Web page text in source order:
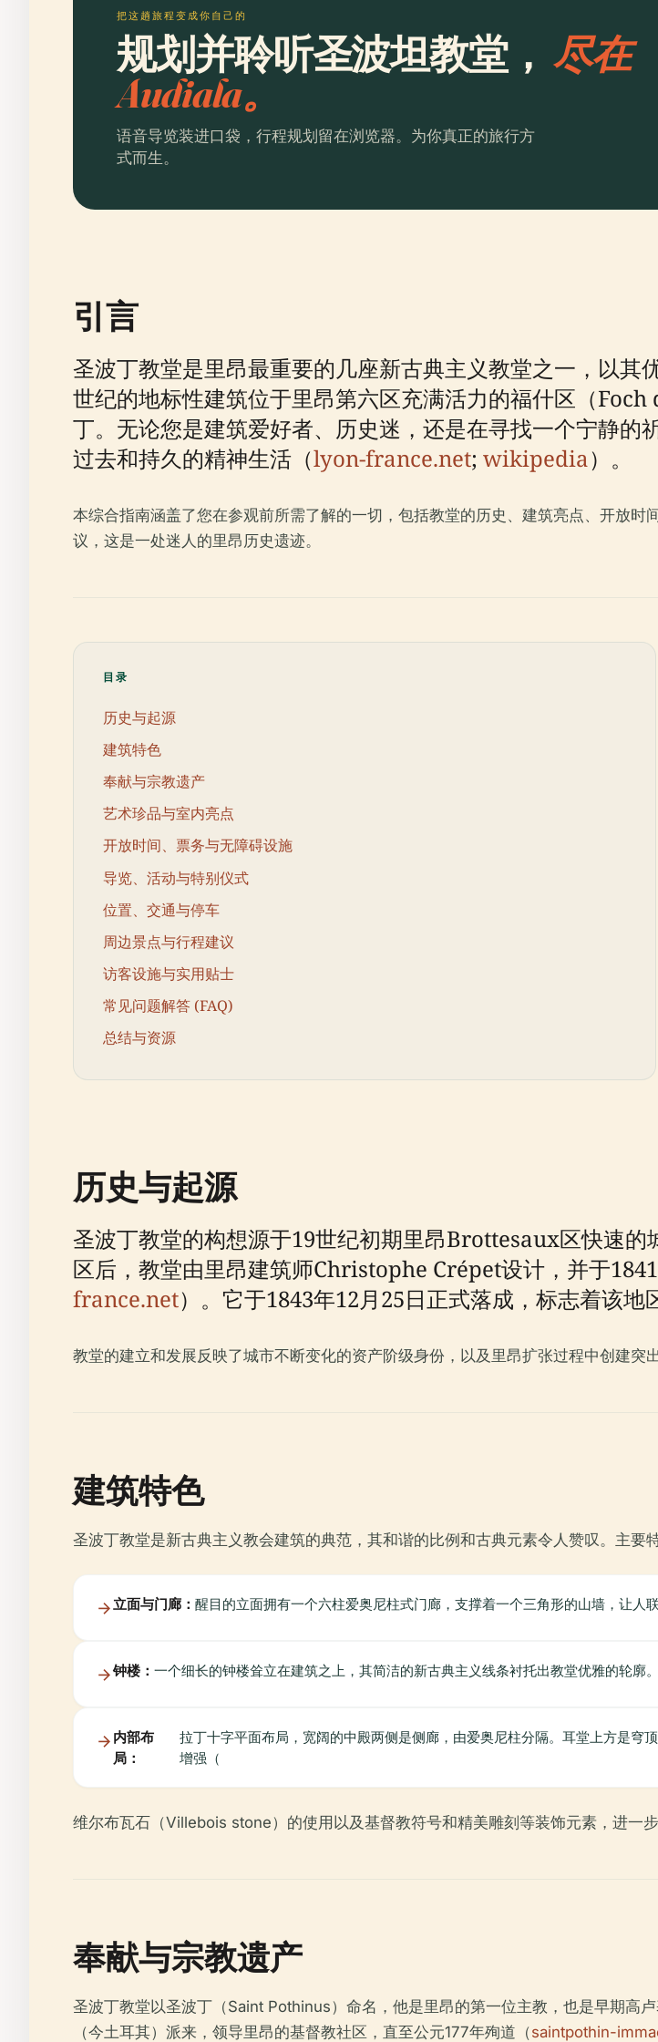
把这趟旅程变成你自己的
规划并聆听圣波坦教堂， 尽在
Audiala。
语音导览装进口袋，行程规划留在浏览器。为你真正的旅行方
式而生。
引言
圣波丁教堂是里昂最重要的几座新古典主义教堂之一，以
世纪的地标性建筑位于里昂第六区充满活力的福什区（
丁。无论您是建筑爱好者、历史迷，还是在寻找一个宁静
过去和持久的精神生活（lyon-france.net; wikipedia）。
本综合指南涵盖了您在参观前所需了解的一切，包括教堂的历史、建筑亮点、开放
议，这是一处迷人的里昂历史遗迹。
目录
历史与起源
建筑特色
奉献与宗教遗产
艺术珍品与室内亮点
开放时间、票务与无障碍设施
导览、活动与特别仪式
位置、交通与停车
周边景点与行程建议
访客设施与实用贴士
常见问题解答 (FAQ)
总结与资源
历史与起源
圣波丁教堂的构想源于19世纪初期里昂Brottesaux区快速
区后，教堂由里昂建筑师Christophe Crépet设计，并于
france.net）。它于1843年12月25日正式落成，标志着该地
教堂的建立和发展反映了城市不断变化的资产阶级身份，以及里昂扩张过程中创建突
建筑特色
圣波丁教堂是新古典主义教会建筑的典范，其和谐的比例和古典元素令人赞叹。主要
立面与门廊： 醒目的立面拥有一个六柱爱奥尼柱式门廊，支撑着一个三角形的山墙，让
钟楼： 一个细长的钟楼耸立在建筑之上，其简洁的新古典主义线条衬托出教堂优雅的轮廓。
内部布
局：
拉丁十字平面布局，宽阔的中殿两侧是侧廊，由爱奥尼柱分隔。耳堂上方是
增强（
维尔布瓦石（Villebois stone）的使用以及基督教符号和精美雕刻等装饰元素，进一
奉献与宗教遗产
圣波丁教堂以圣波丁（Saint Pothinus）命名，他是里昂的第一位主教，也是早期高
（今土耳其）派来，领导里昂的基督教社区，直至公元177年殉道（saintpothin-